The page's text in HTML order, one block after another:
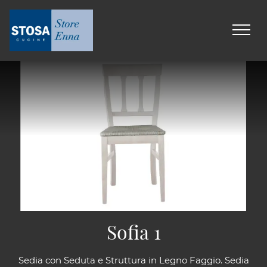
Sedia con Seduta e Struttura in Legno Faggio. Sedia
Sofia 1